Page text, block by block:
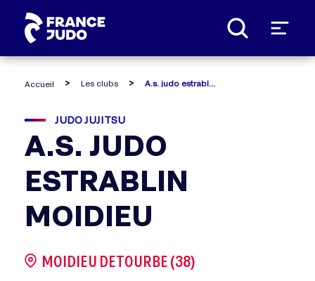
Accueil Les clubs
JUDO JUJITSU
A.S. JUDO
ESTRABLIN
MOIDIEU
MOIDIEU DETOURBE (38)